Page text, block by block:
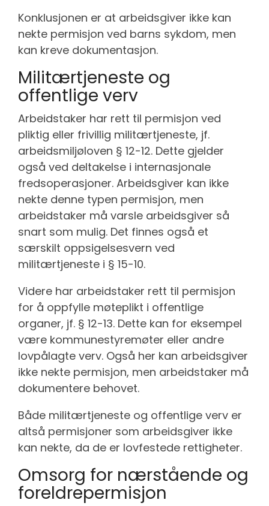
Konklusjonen er at arbeidsgiver ikke kan
nekte permisjon ved barns sykdom, men
kan kreve dokumentasjon.
Militærtjeneste og
offentlige verv
Arbeidstaker har rett til permisjon ved
pliktig eller frivillig militærtjeneste, jf.
arbeidsmiljøloven § 12-12. Dette gjelder
også ved deltakelse i internasjonale
fredsoperasjoner. Arbeidsgiver kan ikke
nekte denne typen permisjon, men
arbeidstaker må varsle arbeidsgiver så
snart som mulig. Det finnes også et
særskilt oppsigelsesvern ved
militærtjeneste i § 15-10.
Videre har arbeidstaker rett til permisjon
for å oppfylle møteplikt i offentlige
organer, jf. § 12-13. Dette kan for eksempel
være kommunestyremøter eller andre
lovpålagte verv. Også her kan arbeidsgiver
ikke nekte permisjon, men arbeidstaker må
dokumentere behovet.
Både militærtjeneste og offentlige verv er
altså permisjoner som arbeidsgiver ikke
kan nekte, da de er lovfestede rettigheter.
Omsorg for nærstående og
foreldrepermisjon